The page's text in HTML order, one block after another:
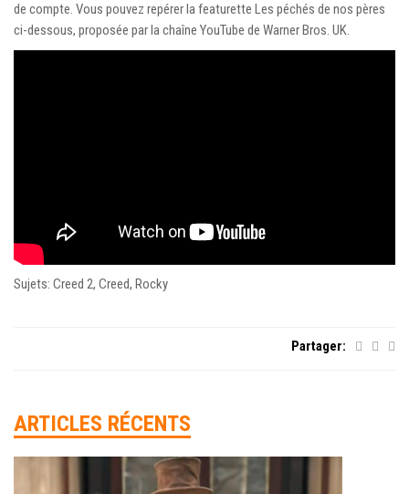
de compte. Vous pouvez repérer la featurette Les péchés de nos pères
ci-dessous, proposée par la chaîne YouTube de Warner Bros. UK.
Sujets: Creed 2, Creed, Rocky
Partager:
ARTICLES RÉCENTS